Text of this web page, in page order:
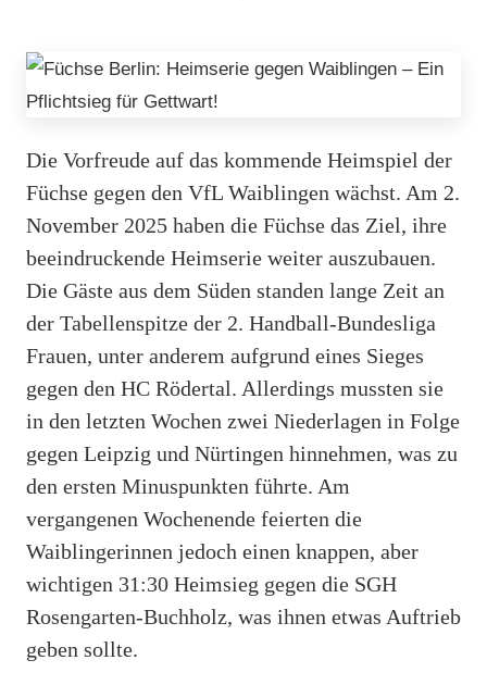
Die Vorfreude auf das kommende Heimspiel der
Füchse gegen den VfL Waiblingen wächst. Am 2.
November 2025 haben die Füchse das Ziel, ihre
beeindruckende Heimserie weiter auszubauen.
Die Gäste aus dem Süden standen lange Zeit an
der Tabellenspitze der 2. Handball-Bundesliga
Frauen, unter anderem aufgrund eines Sieges
gegen den HC Rödertal. Allerdings mussten sie
in den letzten Wochen zwei Niederlagen in Folge
gegen Leipzig und Nürtingen hinnehmen, was zu
den ersten Minuspunkten führte. Am
vergangenen Wochenende feierten die
Waiblingerinnen jedoch einen knappen, aber
wichtigen 31:30 Heimsieg gegen die SGH
Rosengarten-Buchholz, was ihnen etwas Auftrieb
geben sollte.